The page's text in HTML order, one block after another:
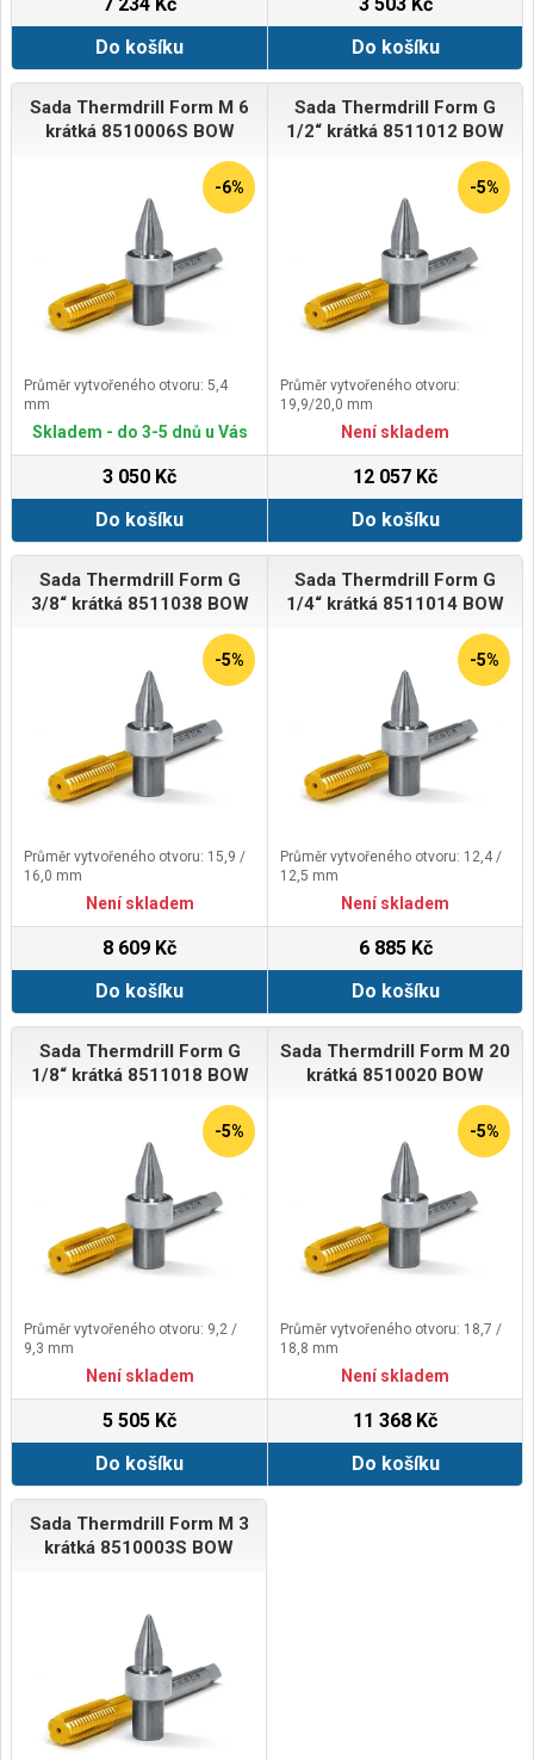
Do košíku
Do košíku
Sada Thermdrill Form M 6
krátká 8510006S BOW
-6%
Průměr vytvořeného otvoru: 5,4
mm
Skladem - do 3-5 dnů u Vás
3 050 Kč
Do košíku
Sada Thermdrill Form G
1/2“ krátká 8511012 BOW
-5%
Průměr vytvořeného otvoru:
19,9/20,0 mm
Není skladem
12 057 Kč
Do košíku
Sada Thermdrill Form G
3/8“ krátká 8511038 BOW
-5%
Průměr vytvořeného otvoru: 15,9 /
16,0 mm
Není skladem
8 609 Kč
Do košíku
Sada Thermdrill Form G
1/4“ krátká 8511014 BOW
-5%
Průměr vytvořeného otvoru: 12,4 /
12,5 mm
Není skladem
6 885 Kč
Do košíku
Sada Thermdrill Form G
1/8“ krátká 8511018 BOW
-5%
Průměr vytvořeného otvoru: 9,2 /
9,3 mm
Není skladem
5 505 Kč
Do košíku
Sada Thermdrill Form M 20
krátká 8510020 BOW
-5%
Průměr vytvořeného otvoru: 18,7 /
18,8 mm
Není skladem
11 368 Kč
Do košíku
Sada Thermdrill Form M 3
krátká 8510003S BOW